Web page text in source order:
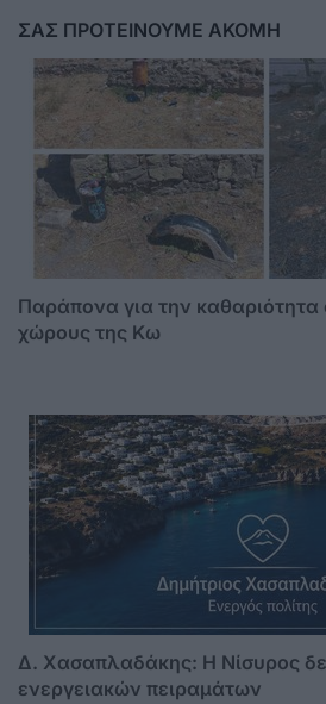
ΣΑΣ ΠΡΟΤΕΙΝΟΥΜΕ ΑΚΟΜΗ
Παράπονα για την καθαριότητα
χώρους της Κω
Δ. Χασαπλαδάκης: Η Νίσυρος
ενεργειακών πειραμάτων